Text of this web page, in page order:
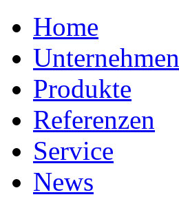
Home
Unternehmen
Produkte
Referenzen
Service
News